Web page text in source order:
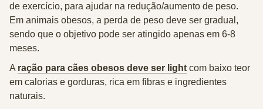
de exercício, para ajudar na redução/aumento de peso.
Em animais obesos, a perda de peso deve ser gradual,
sendo que o objetivo pode ser atingido apenas em 6-8
meses.
A ração para cães obesos deve ser light com baixo teor
em calorias e gorduras, rica em fibras e ingredientes
naturais.